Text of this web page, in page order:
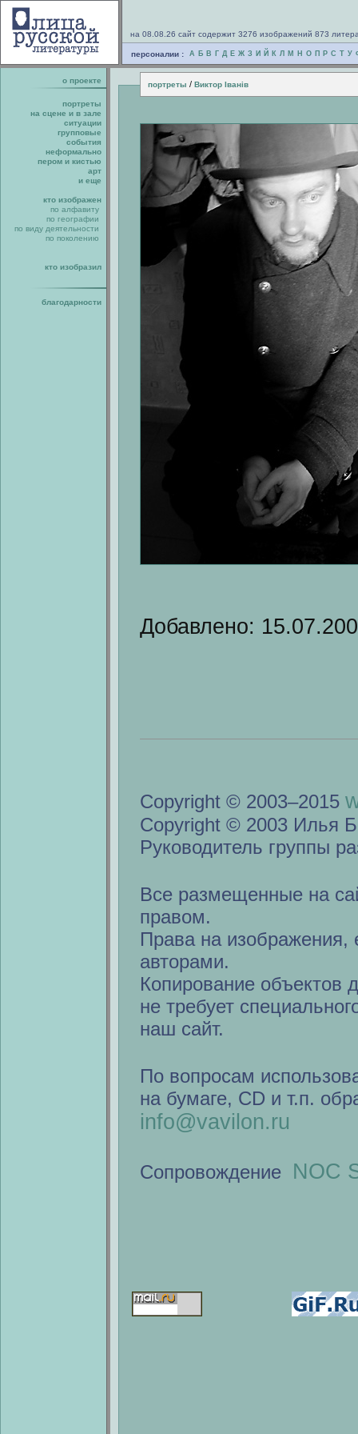
на 08.08.26 сайт содержит 3276 изображений 873
персоналии : А Б В Г Д Е Ж З И Й К Л М Н О П Р С Т У
о проекте портреты / Виктор Iванiв
портреты
на сцене и в зале
ситуации
групповые
события
неформально
пером и кистью
арт
и еще
кто изображен
по алфавиту
по географии
по виду деятельности
по поколению
кто изобразил
благодарности
Добавлено:
Copyright © 2003–2015
Copyright © 2003 Илья
Руководитель группы
Все размещенные на
правом.
Права на изображения,
авторами.
Копирование объектов
не требует
наш сайт.
По вопросам
на бумаге, CD и т.п.
info@vavilon.ru
Сопровождение NOC